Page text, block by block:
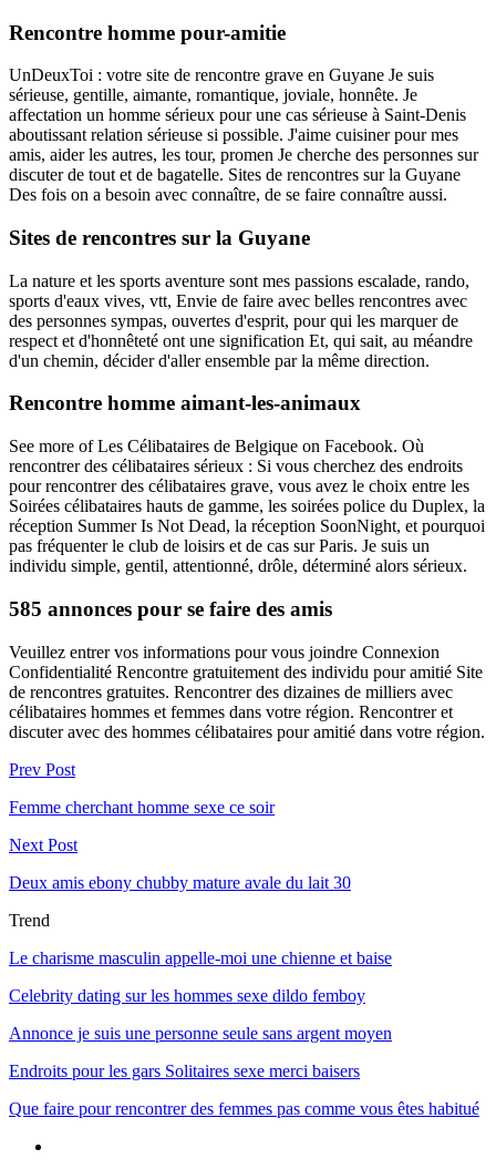
Rencontre homme pour-amitie
UnDeuxToi : votre site de rencontre grave en Guyane Je suis
sérieuse, gentille, aimante, romantique, joviale, honnête. Je
affectation un homme sérieux pour une cas sérieuse à Saint-Denis
aboutissant relation sérieuse si possible. J'aime cuisiner pour mes
amis, aider les autres, les tour, promen Je cherche des personnes sur
discuter de tout et de bagatelle. Sites de rencontres sur la Guyane
Des fois on a besoin avec connaître, de se faire connaître aussi.
Sites de rencontres sur la Guyane
La nature et les sports aventure sont mes passions escalade, rando,
sports d'eaux vives, vtt, Envie de faire avec belles rencontres avec
des personnes sympas, ouvertes d'esprit, pour qui les marquer de
respect et d'honnêteté ont une signification Et, qui sait, au méandre
d'un chemin, décider d'aller ensemble par la même direction.
Rencontre homme aimant-les-animaux
See more of Les Célibataires de Belgique on Facebook. Où
rencontrer des célibataires sérieux : Si vous cherchez des endroits
pour rencontrer des célibataires grave, vous avez le choix entre les
Soirées célibataires hauts de gamme, les soirées police du Duplex, la
réception Summer Is Not Dead, la réception SoonNight, et pourquoi
pas fréquenter le club de loisirs et de cas sur Paris. Je suis un
individu simple, gentil, attentionné, drôle, déterminé alors sérieux.
585 annonces pour se faire des amis
Veuillez entrer vos informations pour vous joindre Connexion
Confidentialité Rencontre gratuitement des individu pour amitié Site
de rencontres gratuites. Rencontrer des dizaines de milliers avec
célibataires hommes et femmes dans votre région. Rencontrer et
discuter avec des hommes célibataires pour amitié dans votre région.
Prev Post
Femme cherchant homme sexe ce soir
Next Post
Deux amis ebony chubby mature avale du lait 30
Trend
Le charisme masculin appelle-moi une chienne et baise
Celebrity dating sur les hommes sexe dildo femboy
Annonce je suis une personne seule sans argent moyen
Endroits pour les gars Solitaires sexe merci baisers
Que faire pour rencontrer des femmes pas comme vous êtes habitué